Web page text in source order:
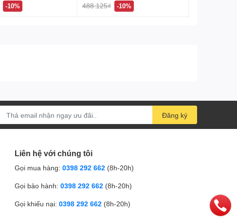
-10% 488.125₫ -10%
Đăng ký
Liên hệ với chúng tôi
Gọi mua hàng: 0398 292 662 (8h-20h)
Gọi bảo hành: 0398 292 662 (8h-20h)
Gọi khiếu nại: 0398 292 662 (8h-20h)